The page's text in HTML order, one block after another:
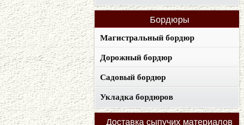
Бордюры
Магистральный бордюр
Дорожный бордюр
Садовый бордюр
Укладка бордюров
Доставкасыпучих материалов